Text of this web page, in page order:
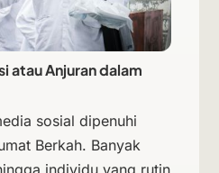
atau Anjuran dalam
sosial dipenuhi
Berkah. Banyak
individu yang rutin